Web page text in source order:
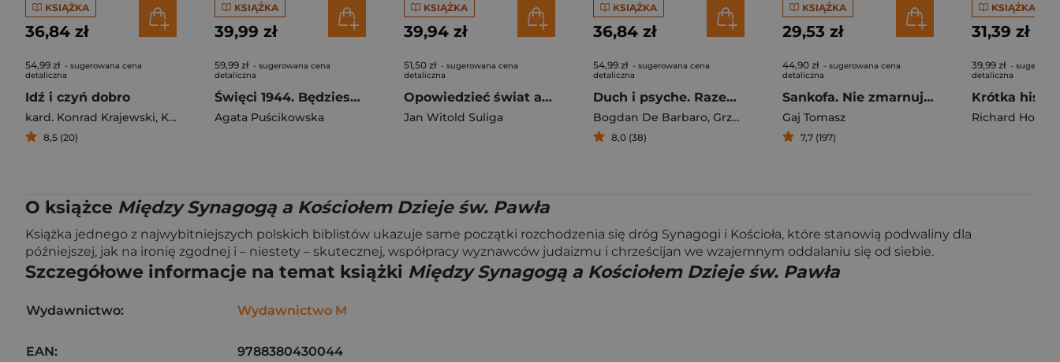
KSIĄŻKA
36,84 zł
54,99 zł - sugerowana cena
detaliczna
Idź i czyń dobro
kard. Konrad Krajewski, Krzysztof Tadej
8,5 (20)
KSIĄŻKA
39,99 zł
59,99 zł - sugerowana cena
detaliczna
Święci 1944. Będziesz miłował.
Agata Puścikowska
KSIĄŻKA
39,94 zł
51,50 zł - sugerowana cena
detaliczna
Opowiedzieć świat albo rzecz o symbolice Światowida ze Zbrucz i nie tylko
Jan Witold Suliga
KSIĄŻKA
36,84 zł
54,99 zł - sugerowana cena
detaliczna
Duch i psyche. Razem czy osobno?
Bogdan De Barbaro, Grzegorz Strzelczyk ,Dominika Tworek
8,0 (38)
KSIĄŻKA
29,53 zł
44,90 zł - sugerowana cena
detaliczna
Sankofa. Nie zmarnuj życia
Gaj Tomasz
7,7 (197)
KSIĄŻKA
31,39 zł
39,99 zł -
detaliczna
Richard
O książce Między Synagogą a Kościołem Dzieje św. Pawła
Książka jednego z najwybitniejszych polskich biblistów ukazuje same początki rozchodzenia się dróg Synagogi i Kościoła, które stanowią podwaliny dla
późniejszej, jak na ironię zgodnej i – niestety – skutecznej, współpracy wyznawców judaizmu i chrześcijan we wzajemnym oddalaniu się od siebie.
Szczegółowe informacje na temat książki Między Synagogą a Kościołem Dzieje św. Pawła
Wydawnictwo: Wydawnictwo M
EAN: 9788380430044